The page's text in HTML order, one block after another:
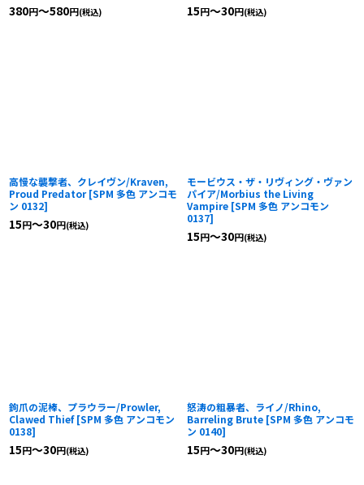
380円～580円(税込) 15円～30円(税込)
高慢な襲撃者、クレイヴン/Kraven,
Proud Predator [SPM 多色 アンコモ
ン 0132]
15円～30円(税込)
モービウス・ザ・リヴィング・ヴァン
パイア/Morbius the Living
Vampire [SPM 多色 アンコモン
0137]
15円～30円(税込)
鉤爪の泥棒、プラウラー/Prowler,
Clawed Thief [SPM 多色 アンコモン
0138]
15円～30円(税込)
怒涛の粗暴者、ライノ/Rhino,
Barreling Brute [SPM 多色 アンコモ
ン 0140]
15円～30円(税込)